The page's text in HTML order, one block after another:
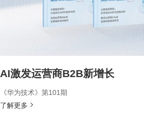
AI激发运营商B2B新增长
《华为技术》第101期
了解更多